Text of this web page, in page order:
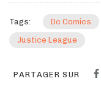
Tags: Dc Comics
Justice League
PARTAGER SUR